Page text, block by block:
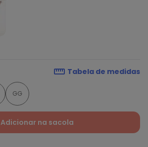
Tabela de medidas
GG
Adicionar na sacola